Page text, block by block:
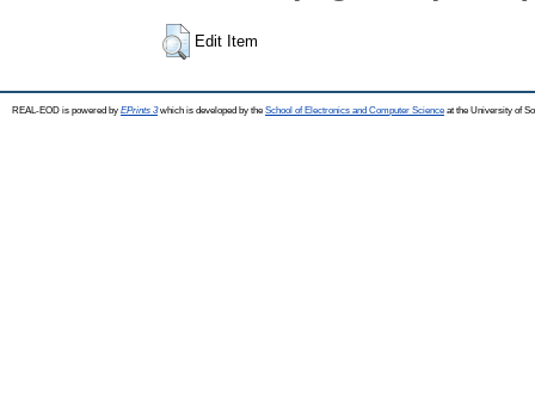
Edit Item
REAL-EOD is powered by EPrints 3which is developed by the School of Electronics and Computer Science at the University of